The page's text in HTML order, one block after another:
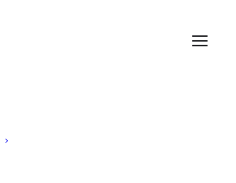
in Mannheim